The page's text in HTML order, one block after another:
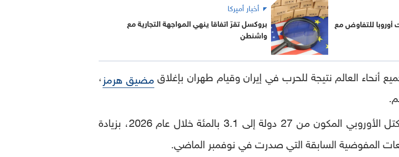
أوروبا للتفاوض مع
أخبار أميركا
بروكسل تقرّ اتفاقا ينهي المواجهة التجارية مع
واشنطن
أنحاء العالم نتيجة للحرب في إيران وقيام طهران بإغلاقمضيق هرمز،
في التكتل الأوروبي المكون من 27 دولة إلى 3.1 بالمئة خلال عام 2026، بزيادة
المفوضية السابقة التي صدرت في نوفمبر الماضي.